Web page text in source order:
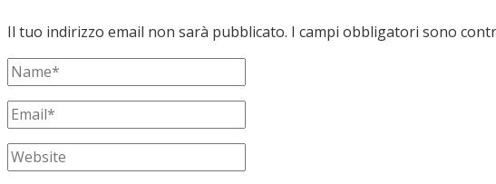
Il tuo indirizzo email non sarà pubblicato. I campi obbligatori sono